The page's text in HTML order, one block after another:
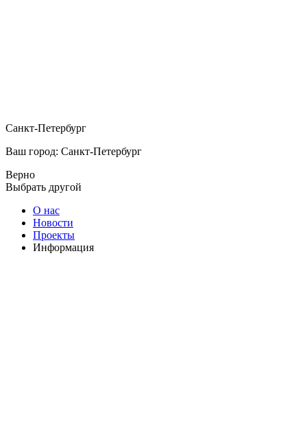
Санкт-Петербург
Ваш город: Санкт-Петербург
Верно
Выбрать другой
О нас
Новости
Проекты
Информация